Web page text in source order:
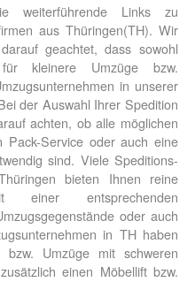
weiterführende Links zu
aus Thüringen(TH). Wir
geachtet, dass sowohl
für kleinere Umzüge bzw.
in unserer
der Auswahl Ihrer Spedition
achten, ob alle möglichen
Pack-Service oder auch eine
sind. Viele Speditions-
bieten Ihnen reine
einer entsprechenden
oder auch
in TH haben
bzw. Umzüge mit schweren
einen Möbellift bzw.